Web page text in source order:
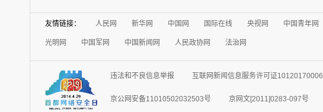
友情链接： 人民网 新华网 中国网 国际在线 央视网 中国青年网
光明网 中国军网 中国新闻网 人民政协网 法治网
违法和不良信息举报 互联网新闻信息服务许可证10120170006
京公网安备11010502032503号 京网文[2011]0283-097号